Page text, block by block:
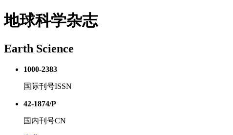
地球科学杂志
Earth Science
1000-2383
国际刊号ISSN
42-1874/P
国内刊号CN